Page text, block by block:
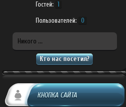
Гостей: 1
Пользователей: 0
Никого ...
Кто нас посетил?
КНОПКА САЙТА